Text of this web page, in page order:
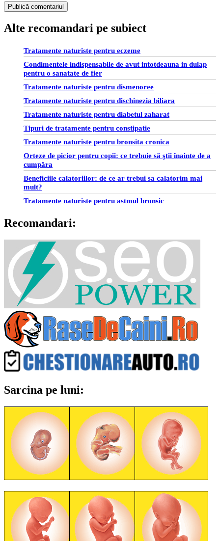
Alte recomandari pe subiect
Tratamente naturiste pentru eczeme
Condimentele indispensabile de avut intotdeauna in dulap
pentru o sanatate de fier
Tratamente naturiste pentru dismenoree
Tratamente naturiste pentru dischinezia biliara
Tratamente naturiste pentru diabetul zaharat
Tipuri de tratamente pentru constipatie
Tratamente naturiste pentru bronsita cronica
Orteze de picior pentru copii: ce trebuie să ştii înainte de a
cumpăra
Beneficiile calatoriilor: de ce ar trebui sa calatorim mai
mult?
Tratamente naturiste pentru astmul bronsic
Recomandari:
Sarcina pe luni: